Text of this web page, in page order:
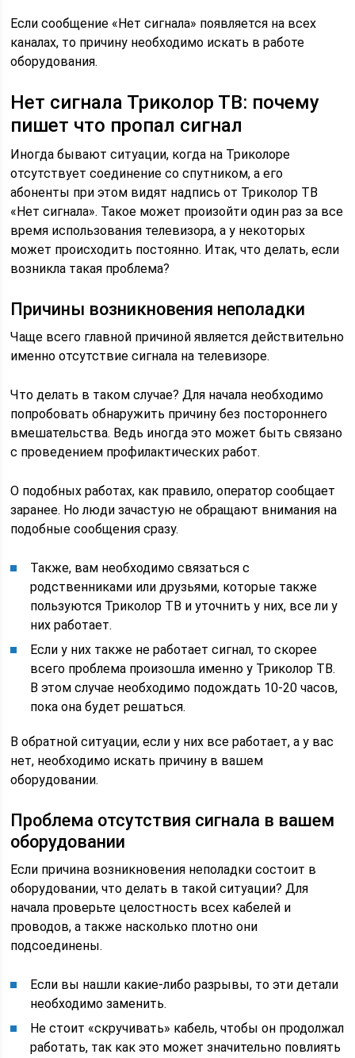
Если сообщение «Нет сигнала» появляется на всех
каналах, то причину необходимо искать в работе
оборудования.
Нет сигнала Триколор ТВ: почему
пишет что пропал сигнал
Иногда бывают ситуации, когда на Триколоре
отсутствует соединение со спутником, а его
абоненты при этом видят надпись от Триколор ТВ
«Нет сигнала». Такое может произойти один раз за все
время использования телевизора, а у некоторых
может происходить постоянно. Итак, что делать, если
возникла такая проблема?
Причины возникновения неполадки
Чаще всего главной причиной является действительно
именно отсутствие сигнала на телевизоре.
Что делать в таком случае? Для начала необходимо
попробовать обнаружить причину без постороннего
вмешательства. Ведь иногда это может быть связано
с проведением профилактических работ.
О подобных работах, как правило, оператор сообщает
заранее. Но люди зачастую не обращают внимания на
подобные сообщения сразу.
Также, вам необходимо связаться с
родственниками или друзьями, которые также
пользуются Триколор ТВ и уточнить у них, все ли у
них работает.
Если у них также не работает сигнал, то скорее
всего проблема произошла именно у Триколор ТВ.
В этом случае необходимо подождать 10-20 часов,
пока она будет решаться.
В обратной ситуации, если у них все работает, а у вас
нет, необходимо искать причину в вашем
оборудовании.
Проблема отсутствия сигнала в вашем
оборудовании
Если причина возникновения неполадки состоит в
оборудовании, что делать в такой ситуации? Для
начала проверьте целостность всех кабелей и
проводов, а также насколько плотно они
подсоединены.
Если вы нашли какие-либо разрывы, то эти детали
необходимо заменить.
Не стоит «скручивать» кабель, чтобы он продолжал
работать, так как это может значительно повлиять